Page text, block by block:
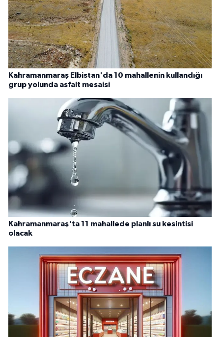
Kahramanmaraş Elbistan'da 10 mahallenin kullandığı
grup yolunda asfalt mesaisi
Kahramanmaraş'ta 11 mahallede planlı su kesintisi
olacak